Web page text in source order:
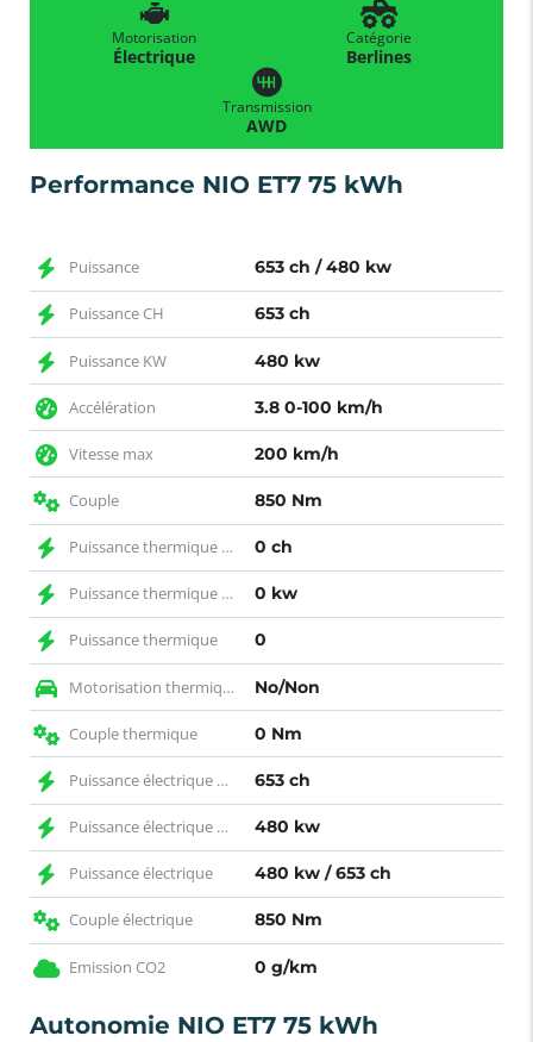
Motorisation
Électrique
Catégorie
Berlines
Transmission
AWD
Performance NIO ET7 75 kWh
Puissance 653 ch / 480 kw
Puissance CH 653 ch
Puissance KW 480 kw
Accélération 3.8 0-100 km/h
Vitesse max 200 km/h
Couple 850 Nm
Puissance thermique CH 0 ch
Puissance thermique KW 0 kw
Puissance thermique 0
Motorisation thermique No/Non
Couple thermique 0 Nm
Puissance électrique CH 653 ch
Puissance électrique KW 480 kw
Puissance électrique 480 kw / 653 ch
Couple électrique 850 Nm
Emission CO2 0 g/km
Autonomie NIO ET7 75 kWh